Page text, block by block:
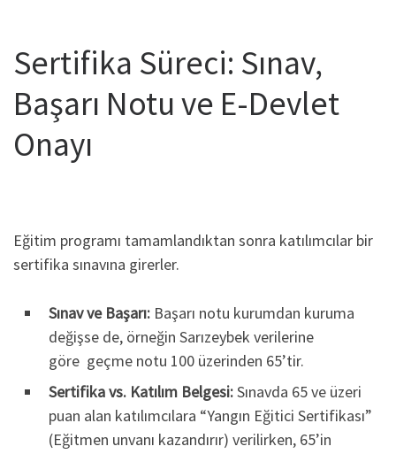
Sertifika Süreci: Sınav,
Başarı Notu ve E-Devlet
Onayı
Eğitim programı tamamlandıktan sonra katılımcılar bir
sertifika sınavına girerler.
Sınav ve Başarı: Başarı notu kurumdan kuruma
değişse de, örneğin Sarızeybek verilerine
göre geçme notu 100 üzerinden 65’tir.
Sertifika vs. Katılım Belgesi:Sınavda 65 ve üzeri
puan alan katılımcılara “Yangın Eğitici Sertifikası”
(Eğitmen unvanı kazandırır) verilirken, 65’in